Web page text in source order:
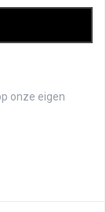
onze eigen